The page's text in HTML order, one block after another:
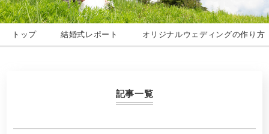
トップ 結婚式レポート オリジナルウェディングの作り方
記事一覧